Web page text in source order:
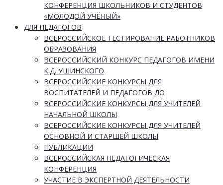
КОНФЕРЕНЦИЯ ШКОЛЬНИКОВ И СТУДЕНТОВ
«МОЛОДОЙ УЧЁНЫЙ»
ДЛЯ ПЕДАГОГОВ
ВСЕРОССИЙСКОЕ ТЕСТИРОВАНИЕ РАБОТНИКОВ
ОБРАЗОВАНИЯ
ВСЕРОССИЙСКИЙ КОНКУРС ПЕДАГОГОВ ИМЕНИ
К.Д. УШИНСКОГО
ВСЕРОССИЙСКИЕ КОНКУРСЫ ДЛЯ
ВОСПИТАТЕЛЕЙ И ПЕДАГОГОВ ДО
ВСЕРОССИЙСКИЕ КОНКУРСЫ ДЛЯ УЧИТЕЛЕЙ
НАЧАЛЬНОЙ ШКОЛЫ
ВСЕРОССИЙСКИЕ КОНКУРСЫ ДЛЯ УЧИТЕЛЕЙ
ОСНОВНОЙ И СТАРШЕЙ ШКОЛЫ
ПУБЛИКАЦИИ
ВСЕРОССИЙСКАЯ ПЕДАГОГИЧЕСКАЯ
КОНФЕРЕНЦИЯ
УЧАСТИЕ В ЭКСПЕРТНОЙ ДЕЯТЕЛЬНОСТИ